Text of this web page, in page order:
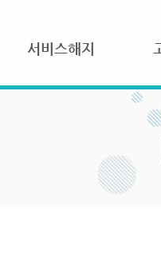
서비스해지